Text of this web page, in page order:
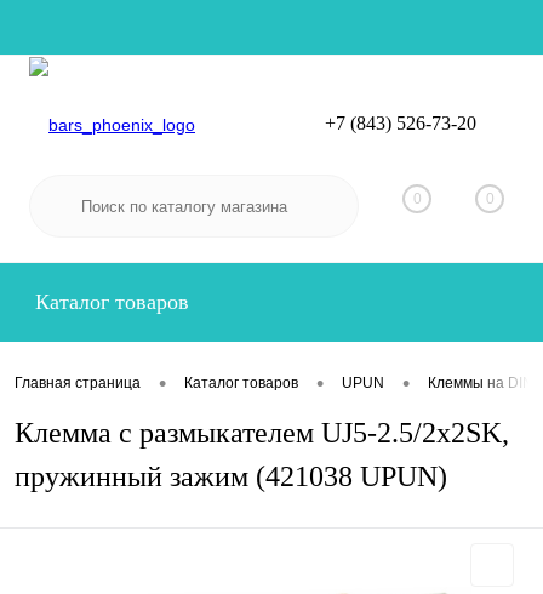
Вход
+7 (843) 526-73-20
0 0
Каталог товаров
Главная страница • Каталог товаров • UPUN • Клеммы на DIN-
Клемма c размыкателем UJ5-2.5/2x2SK,
пружинный зажим (421038 UPUN)